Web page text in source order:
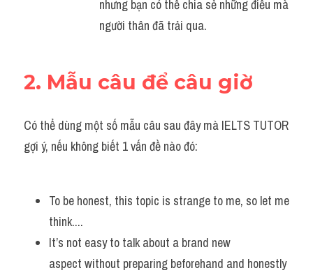
nhưng bạn có thể chia sẻ những điều mà
người thân đã trải qua.
2. Mẫu câu để câu giờ
Có thể dùng một số mẫu câu sau đây mà IELTS TUTOR
gợi ý, nếu không biết 1 vấn đề nào đó:
​To be honest, this topic is strange to me, so let me
think....
It’s not easy to talk about a brand new
aspect without preparing beforehand and honestly